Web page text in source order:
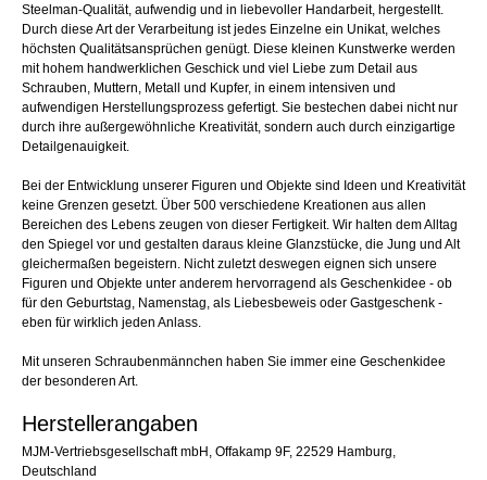
Steelman-Qualität, aufwendig und in liebevoller Handarbeit, hergestellt.
Durch diese Art der Verarbeitung ist jedes Einzelne ein Unikat, welches
höchsten Qualitätsansprüchen genügt. Diese kleinen Kunstwerke werden
mit hohem handwerklichen Geschick und viel Liebe zum Detail aus
Schrauben, Muttern, Metall und Kupfer, in einem intensiven und
aufwendigen Herstellungsprozess gefertigt. Sie bestechen dabei nicht nur
durch ihre außergewöhnliche Kreativität, sondern auch durch einzigartige
Detailgenauigkeit.
Bei der Entwicklung unserer Figuren und Objekte sind Ideen und Kreativität
keine Grenzen gesetzt. Über 500 verschiedene Kreationen aus allen
Bereichen des Lebens zeugen von dieser Fertigkeit. Wir halten dem Alltag
den Spiegel vor und gestalten daraus kleine Glanzstücke, die Jung und Alt
gleichermaßen begeistern. Nicht zuletzt deswegen eignen sich unsere
Figuren und Objekte unter anderem hervorragend als Geschenkidee - ob
für den Geburtstag, Namenstag, als Liebesbeweis oder Gastgeschenk -
eben für wirklich jeden Anlass.
Mit unseren Schraubenmännchen haben Sie immer eine Geschenkidee
der besonderen Art.
Herstellerangaben
MJM-Vertriebsgesellschaft mbH, Offakamp 9F, 22529 Hamburg,
Deutschland